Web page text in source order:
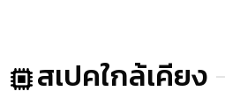
สเปคใกล้เคียง